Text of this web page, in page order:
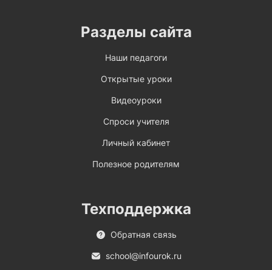
Разделы сайта
Наши педагоги
Открытые уроки
Видеоуроки
Спроси учителя
Личный кабинет
Полезное родителям
Техподдержка
Обратная связь
school@infourok.ru